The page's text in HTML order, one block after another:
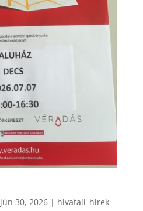
jún 30, 2026| hivatali_hirek